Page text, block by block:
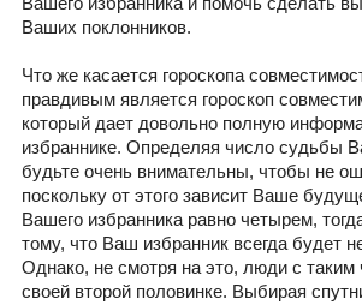
Ваших поклонников.
Что же касается гороскопа
правдивым является гороскоп
который дает довольно полную
избраннике. Определяя число судьбы
будьте очень внимательны, чтобы не
поскольку от этого зависит Ваше
Вашего избранника равно четырем,
тому, что Ваш избранник всегда будет
Однако, не смотря на это, люди с
своей второй половинке. Выбирая